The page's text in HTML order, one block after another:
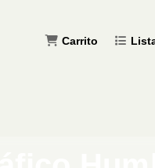
Carrito